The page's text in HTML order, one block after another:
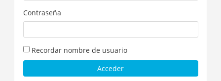
Contraseña
Recordar nombre de usuario